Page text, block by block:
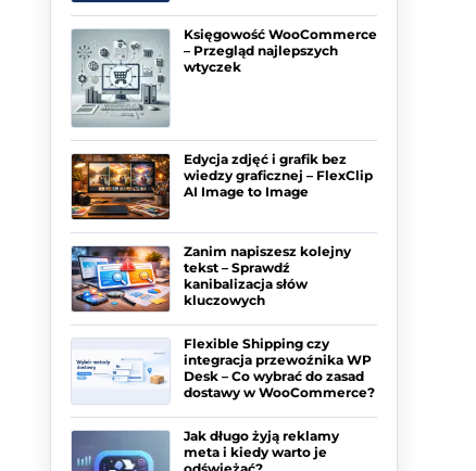
Księgowość WooCommerce
– Przegląd najlepszych
wtyczek
Edycja zdjęć i grafik bez
wiedzy graficznej – FlexClip
AI Image to Image
Zanim napiszesz kolejny
tekst – Sprawdź
kanibalizacja słów
kluczowych
Flexible Shipping czy
integracja przewoźnika WP
Desk – Co wybrać do zasad
dostawy w WooCommerce?
Jak długo żyją reklamy
meta i kiedy warto je